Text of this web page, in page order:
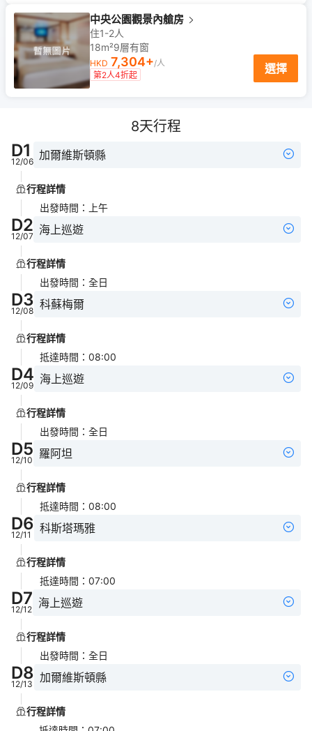
中央公園觀景內艙房
住1-2人
18m²9層有窗
HKD 7,304+/人
第2人4折起
選擇
8天行程
D1
12/06 加爾維斯頓縣
行程詳情
出發時間 ： 上午
D2
12/07 海上巡遊
行程詳情
出發時間 ： 全日
D3
12/08 科蘇梅爾
行程詳情
抵達時間 ： 08:00
D4
12/09 海上巡遊
行程詳情
出發時間 ： 全日
D5
12/10 羅阿坦
行程詳情
抵達時間 ： 08:00
D6
12/11 科斯塔瑪雅
行程詳情
抵達時間 ： 07:00
D7
12/12 海上巡遊
行程詳情
出發時間 ： 全日
D8
12/13 加爾維斯頓縣
行程詳情